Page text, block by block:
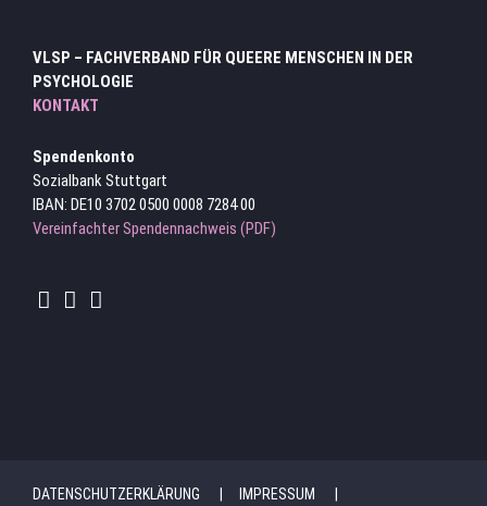
VLSP – FACHVERBAND FÜR QUEERE MENSCHEN IN DER
PSYCHOLOGIE
KONTAKT
Spendenkonto
Sozialbank Stuttgart
IBAN: DE10 3702 0500 0008 7284 00
Vereinfachter Spendennachweis (PDF)
DATENSCHUTZERKLÄRUNG IMPRESSUM